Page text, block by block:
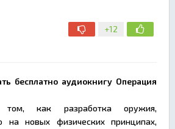
+12
бесплатно аудиокнигу Операция
как разработка оружия,
на новых физических принципах,